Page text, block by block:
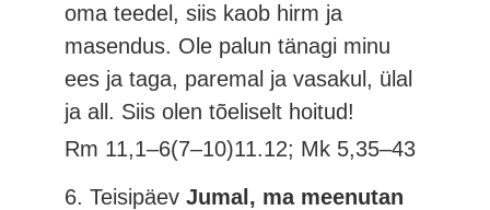
oma teedel, siis kaob hirm ja
masendus. Ole palun tänagi minu
ees ja taga, paremal ja vasakul, ülal
ja all. Siis olen tõeliselt hoitud!
Rm 11,1–6(7–10)11.12; Mk 5,35–43
6. TeisipäevJumal, ma meenutan